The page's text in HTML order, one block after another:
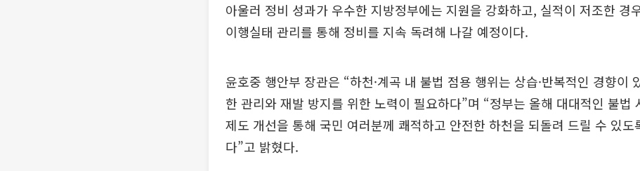
아울러 정비 성과가 우수한 지방정부에는 지원을 강화하고, 실적이 저조한 경
이행실태 관리를 통해 정비를 지속 독려해 나갈 예정이다.
윤호중 행안부 장관은 “하천·계곡 내 불법 점용 행위는 상습·반복적인 경향이
한 관리와 재발 방지를 위한 노력이 필요하다”며 “정부는 올해 대대적인 불법
제도 개선을 통해 국민 여러분께 쾌적하고 안전한 하천을 되돌려 드릴 수 있도
다”고 밝혔다.